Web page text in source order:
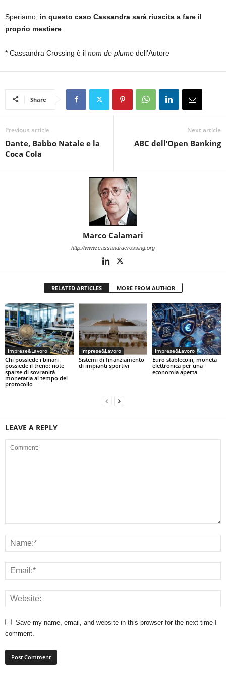
Speriamo; in questo caso Cassandra sarà riuscita a fare il
proprio mestiere
* Cassandra Crossing è il nom de plume dell’Autore
Share
Previous article
Dante, Babbo Natale e la
Coca Cola
Next article
ABC dell’Open Banking
Marco Calamari
http://www.cassandracrossing.org
RELATED ARTICLES MORE FROM AUTHOR
Imprese&Lavoro
Chi possiede i binari
possiede il treno: note
sparse di sovranità
monetaria al tempo del
protocollo
Imprese&Lavoro
Sistemi di finanziamento
di impianti sportivi
Imprese&Lavoro
Euro stablecoin, moneta
elettronica per una
economia aperta
LEAVE A REPLY
Save my name, email, and website in this browser for the next time I
comment.